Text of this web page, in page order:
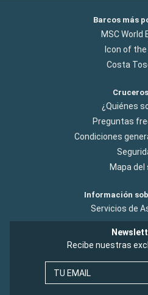
Barcos más
MSC World
Icon of the
Costa
¿Quiénes
Preguntas
Condiciones
Mapa del
Información
Servicios de
Recibe nuestras
TU EMAIL